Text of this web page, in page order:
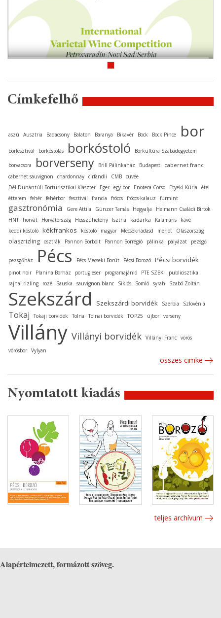
Címkefelhő
aszú Ausztria Badacsony Balaton Baranya Bikavér Bock Bock Pince bor
borfesztivál borkóstolás borkóstoló Borkultúra Szabadegyetem
borvacsora borverseny Brill Pálinkaház Budapest cabernet franc
cabernet sauvignon chardonnay cirfandli CMB cuvée
Dél-Dunántúli Borturisztikai Klaszter
Eger egy bor Enoteca Corso Etyeki Kúria
étel
étterem
fehér fehérbor fesztivál francia fröccs fröccs-kalauz furmint
gasztronómia Gere Attila Günzer Tamás Hegyalja
Heimann Családi Birtok
HNT
horvát Horvátország Hosszúhetény Isztria kadarka Kalamáris
kávé
keddi kóstoló kékfrankos kóstoló magyar Mecseknádasd merlot Olaszország
olaszrizling osztrák Pannon Borbolt Pannon Borrégió pálinka pályázat pezsgő
pezsgőház Pécs Pécs-Mecseki Borút Pécsi Borozó Pécsi borvidék
pinot noir Planina Borház portugieser programajánló PTE SZBKI
publicisztika
rajnai rizling
rozé Sauska sauvignon blanc Siklós Somló syrah Szabó Zoltán
Szekszárd Szekszárdi borvidék Szerbia Szlovénia
Tokaj Tokaji borvidék Tolna Tolnai borvidék TOP25 újbor verseny
Villány Villányi borvidék Villányi Franc vörös
vörösbor Vylyan
összes cimke
Nyomtatott kiadás
teljes archívum
Alapértelmezett, formázott szöveg.